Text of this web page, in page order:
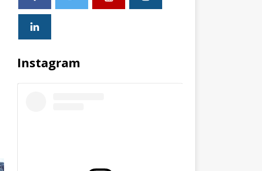
Instagram